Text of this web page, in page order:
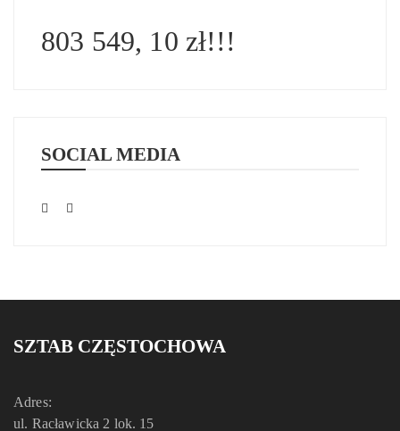
803 549, 10 zł!!!
SOCIAL MEDIA
SZTAB CZĘSTOCHOWA
Adres:
ul. Racławicka 2 lok. 15